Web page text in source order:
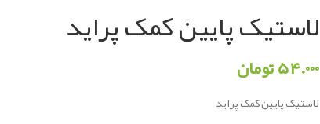
لاستیک پایین کمک پراید
۵۴.۰۰۰تومان
لاستیک پایین کمک پراید